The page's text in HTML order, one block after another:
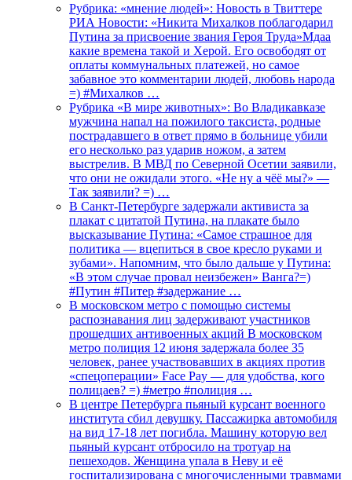
Рубрика: «мнение людей»: Новость в Твиттере
РИА Новости: «Никита Михалков поблагодарил
Путина за присвоение звания Героя Труда»Мдаа
какие времена такой и Херой. Его освободят от
оплаты коммунальных платежей, но самое
забавное это комментарии людей, любовь народа
=) #Михалков …
Рубрика «В мире животных»: Во Владикавказе
мужчина напал на пожилого таксиста, родные
пострадавшего в ответ прямо в больнице убили
его несколько раз ударив ножом, а затем
выстрелив. В МВД по Северной Осетии заявили,
что они не ожидали этого. «Не ну а чёё мы?» —
Так заявили? =) …
В Санкт-Петербурге задержали активиста за
плакат с цитатой Путина, на плакате было
высказывание Путина: «Самое страшное для
политика — вцепиться в свое кресло руками и
зубами». Напомним, что было дальше у Путина:
«В этом случае провал неизбежен» Ванга?=)
#Путин #Питер #задержание …
В московском метро с помощью системы
распознавания лиц задерживают участников
прошедших антивоенных акций В московском
метро полиция 12 июня задержала более 35
человек, ранее участвовавших в акциях против
«спецоперации» Face Pay — для удобства, кого
полицаев? =) #метро #полиция …
В центре Петербурга пьяный курсант военного
института сбил девушку. Пассажирка автомобиля
на вид 17-18 лет погибла. Машину которую вел
пьяный курсант отбросило на тротуар на
пешеходов. Женщина упала в Неву и её
госпитализирована с многочисленными травмами